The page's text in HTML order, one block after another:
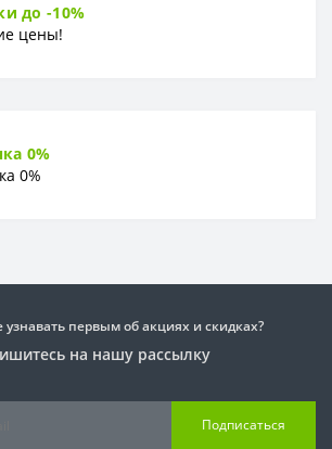
до -10%
цены!
0%
0%
узнавать первым об акциях и скидках?
на нашу рассылку
Подписаться